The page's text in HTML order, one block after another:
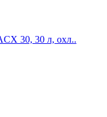
30, 30 л, охл..